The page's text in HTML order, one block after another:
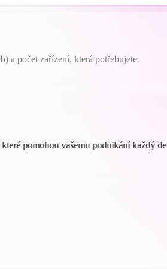
pomohou vašemu podnikání každý
a počet zařízení, která potřebujete.